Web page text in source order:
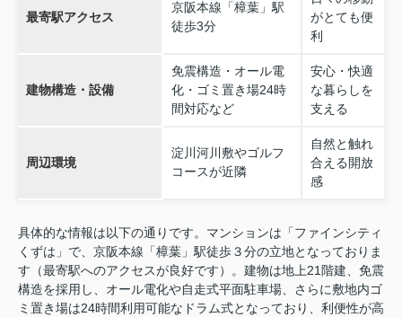
最寄駅アクセス
京阪本線「樟葉」駅
徒歩3分
がとても便
利
建物構造・設備
免震構造・オール電
化・ゴミ置き場24時
間対応など
安心・快適
な暮らしを
支える
周辺環境
淀川河川敷やゴルフ
コースが近隣
自然と触れ
合える開放
感
具体的な情報は以下の通りです。マンションは「ファインシティ
くずは」で、京阪本線「樟葉」駅徒歩３分の立地となっておりま
す（最寄駅へのアクセスが良好です）。建物は地上21階建、免震
構造を採用し、オール電化や自走式平面駐車場、さらに敷地内ゴ
ミ置き場は24時間利用可能なドラム式となっており、利便性が高